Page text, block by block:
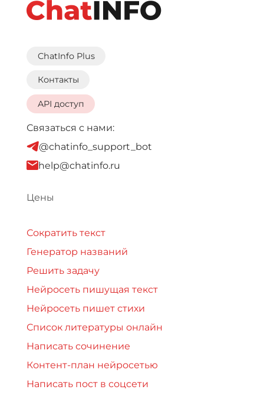
ChatInfo Plus
Контакты
API доступ
Связаться с нами:
@chatinfo_support_bot
help@chatinfo.ru
Цены
Сократить текст
Генератор названий
Решить задачу
Нейросеть пишущая текст
Нейросеть пишет стихи
Список литературы онлайн
Написать сочинение
Контент-план нейросетью
Написать пост в соцсети